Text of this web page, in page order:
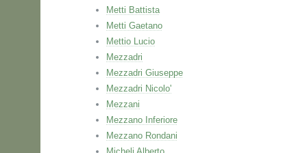
Metti Battista
Metti Gaetano
Mettio Lucio
Mezzadri
Mezzadri Giuseppe
Mezzadri Nicolo'
Mezzani
Mezzano Inferiore
Mezzano Rondani